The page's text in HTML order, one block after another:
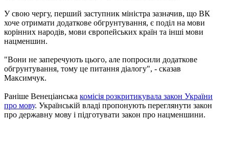
У свою чергу, перший заступник міністра зазначив, що ВК
хоче отримати додаткове обгрунтування, є поділ на мови
корінних народів, мови європейських країн та інші мови
нацменшин.
"Вони не заперечують цього, але попросили додаткове
обгрунтування, тому це питання діалогу", - сказав
Максимчук.
Раніше Венеціанська комісія розкритикувала закон України
про мову. Українській владі пропонують переглянути закон
про державну мову і підготувати закон про нацменшини.